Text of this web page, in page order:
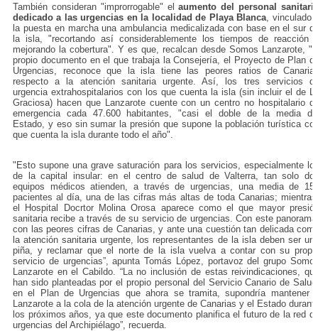
También consideran "improrrogable" el aumento del personal
dedicado a las urgencias en la localidad de Playa Blanca , vinculado
la puesta en marcha una ambulancia medicalizada con base en el sur
la isla, "recortando así considerablemente los tiempos de reacción
mejorando la cobertura". Y es que, recalcan desde Somos Lanzarote,
propio documento en el que trabaja la Consejería, el Proyecto de Plan
Urgencias, reconoce que la isla tiene las peores ratios de
respecto a la atención sanitaria urgente. Así, los tres servicios
urgencia extrahospitalarios con los que cuenta la isla (sin incluir el de
Graciosa) hacen que Lanzarote cuente con un centro no hospitalario
emergencia cada 47.600 habitantes, "casi el doble de la media
Estado, y eso sin sumar la presión que supone la población turística
que cuenta la isla durante todo el año".
"Esto supone una grave saturación para los servicios, especialmente
de la capital insular: en el centro de salud de Valterra, tan solo
equipos médicos atienden, a través de urgencias, una media de
pacientes al día, una de las cifras más altas de toda Canarias;
el Hospital Docrtor Molina Orosa aparece como el que mayor
sanitaria recibe a través de su servicio de urgencias. Con este
con las peores cifras de Canarias, y ante una cuestión tan delicada
la atención sanitaria urgente, los representantes de la isla deben ser
piña, y reclamar que el norte de la isla vuelva a contar con su
servicio de urgencias”, apunta Tomás López, portavoz del grupo
Lanzarote en el Cabildo. “La no inclusión de estas reivindicaciones,
han sido planteadas por el propio personal del Servicio Canario de
en el Plan de Urgencias que ahora se tramita, supondría mantener
Lanzarote a la cola de la atención urgente de Canarias y el Estado
los próximos años, ya que este documento planifica el futuro de la red
urgencias del Archipiélago”, recuerda.